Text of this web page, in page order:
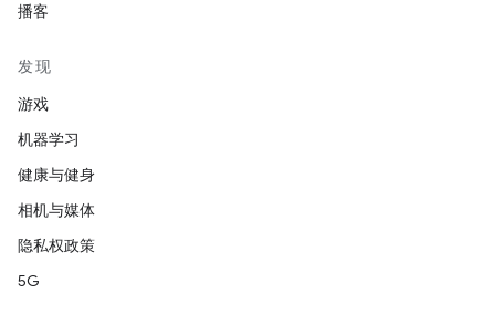
播客
发现
游戏
机器学习
健康与健身
相机与媒体
隐私权政策
5G